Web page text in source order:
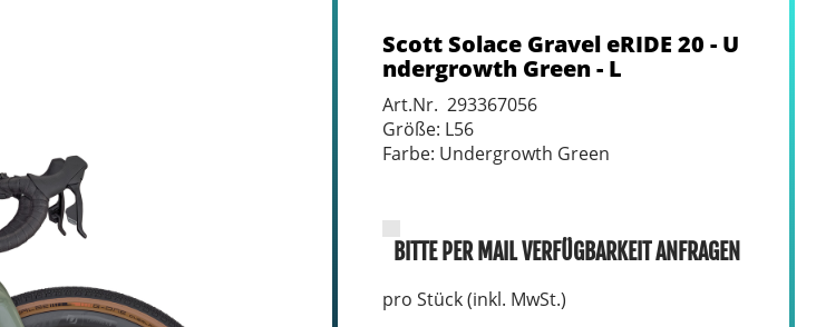
Scott Solace Gravel eRIDE 20 - U
ndergrowth Green - L
Art.Nr. 293367056
Größe: L56
Farbe: Undergrowth Green
BITTE PER MAIL VERFÜGBARKEIT ANFRAGEN
pro Stück (inkl. MwSt.)